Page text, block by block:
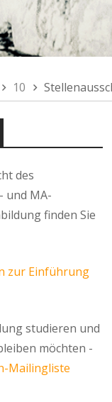
10
des
und MA-
finden Sie
zur Einführung
studieren und
möchten -
Mailingliste